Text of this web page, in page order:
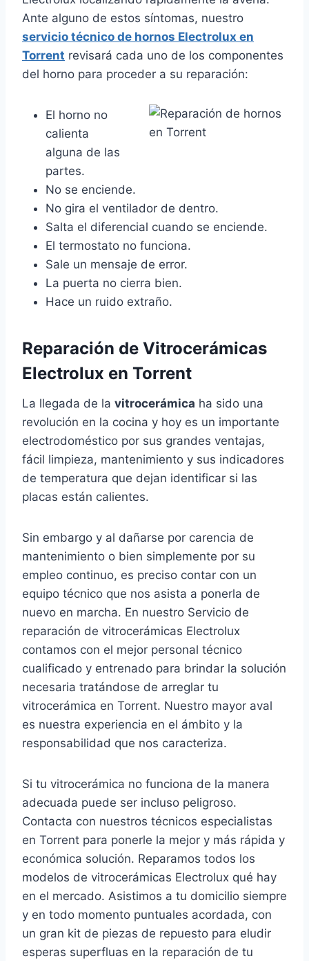
Ante alguno de estos síntomas, nuestro
servicio técnico de hornos Electrolux en
Torrent revisará cada uno de los componentes
del horno para proceder a su reparación:
El horno no
calienta
alguna de las
partes.
No se enciende.
No gira el ventilador de dentro.
Salta el diferencial cuando se enciende.
El termostato no funciona.
Sale un mensaje de error.
La puerta no cierra bien.
Hace un ruido extraño.
Reparación de Vitrocerámicas
Electrolux en Torrent
La llegada de la vitrocerámica ha sido una
revolución en la cocina y hoy es un importante
electrodoméstico por sus grandes ventajas,
fácil limpieza, mantenimiento y sus indicadores
de temperatura que dejan identificar si las
placas están calientes.
Sin embargo y al dañarse por carencia de
mantenimiento o bien simplemente por su
empleo continuo, es preciso contar con un
equipo técnico que nos asista a ponerla de
nuevo en marcha. En nuestro Servicio de
reparación de vitrocerámicas Electrolux
contamos con el mejor personal técnico
cualificado y entrenado para brindar la solución
necesaria tratándose de arreglar tu
vitrocerámica en Torrent. Nuestro mayor aval
es nuestra experiencia en el ámbito y la
responsabilidad que nos caracteriza.
Si tu vitrocerámica no funciona de la manera
adecuada puede ser incluso peligroso.
Contacta con nuestros técnicos especialistas
en Torrent para ponerle la mejor y más rápida y
económica solución. Reparamos todos los
modelos de vitrocerámicas Electrolux qué hay
en el mercado. Asistimos a tu domicilio siempre
y en todo momento puntuales acordada, con
un gran kit de piezas de repuesto para eludir
esperas superfluas en la reparación de tu